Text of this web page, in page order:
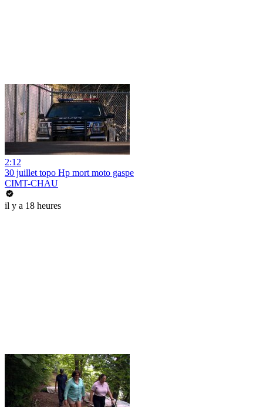
2:12
30 juillet topo Hp mort moto gaspe
CIMT-CHAU
il y a 18 heures